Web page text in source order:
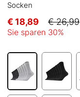
Socken
€ 18,89 € 26,99
Sie sparen 30%